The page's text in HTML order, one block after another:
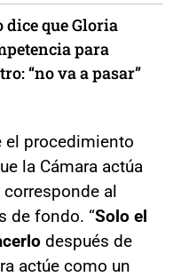
dice que Gloria
para
“no va a pasar”
el procedimiento
la Cámara actúa
al
de fondo. “Solo el
después de
actúe como un